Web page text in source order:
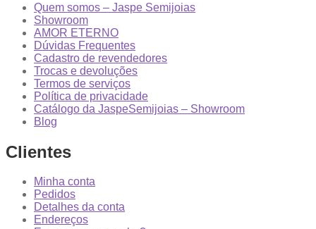
Quem somos – Jaspe Semijoias
Showroom
AMOR ETERNO
Dúvidas Frequentes
Cadastro de revendedores
Trocas e devoluções
Termos de serviços
Política de privacidade
Catálogo da JaspeSemijoias – Showroom
Blog
Clientes
Minha conta
Pedidos
Detalhes da conta
Endereços